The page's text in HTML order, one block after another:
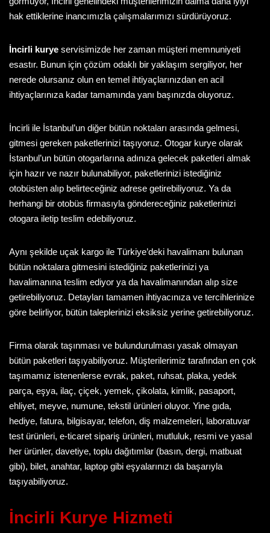
hak ettiklerine inancımızla çalışmalarımızı sürdürüyoruz.
İncirli kurye servisimizde her zaman müşteri memnuniyeti
esastır. Bunun için çözüm odaklı bir yaklaşım sergiliyor, her
nerede olursanız olun en temel ihtiyaçlarınızdan en acil
ihtiyaçlarınıza kadar tamamında yanı başınızda oluyoruz.
İncirli ile İstanbul’un diğer bütün noktaları arasında gelmesi,
gitmesi gereken paketlerinizi taşıyoruz. Otogar kurye olarak
İstanbul’un bütün otogarlarına adınıza gelecek paketleri almak
için hazır ve nazır bulunabiliyor, paketlerinizi istediğiniz
otobüsten alıp belirteceğiniz adrese getirebiliyoruz. Ya da
herhangi bir otobüs firmasıyla göndereceğiniz paketlerinizi
otogara iletip teslim edebiliyoruz.
Aynı şekilde uçak kargo ile Türkiye’deki havalimanı bulunan
bütün noktalara gitmesini istediğiniz paketlerinizi ya
havalimanına teslim ediyor ya da havalimanından alıp size
getirebiliyoruz. Detayları tamamen ihtiyacınıza ve tercihlerinize
göre belirliyor, bütün taleplerinizi eksiksiz yerine getirebiliyoruz.
Firma olarak taşınması ve bulundurulması yasak olmayan
bütün paketleri taşıyabiliyoruz. Müşterilerimiz tarafından en çok
taşımamız istenenlerse evrak, paket, ruhsat, plaka, yedek
parça, eşya, ilaç, çiçek, yemek, çikolata, kimlik, pasaport,
ehliyet, meyve, numune, tekstil ürünleri oluyor. Yine gıda,
hediye, fatura, bilgisayar, telefon, diş malzemeleri, laboratuvar
test ürünleri, e-ticaret sipariş ürünleri, mutluluk, resmi ve yasal
her ürünler, davetiye, toplu dağıtımlar (basın, dergi, matbuat
gibi), bilet, anahtar, laptop gibi eşyalarınızı da başarıyla
taşıyabiliyoruz.
İncirli Kurye Hizmeti